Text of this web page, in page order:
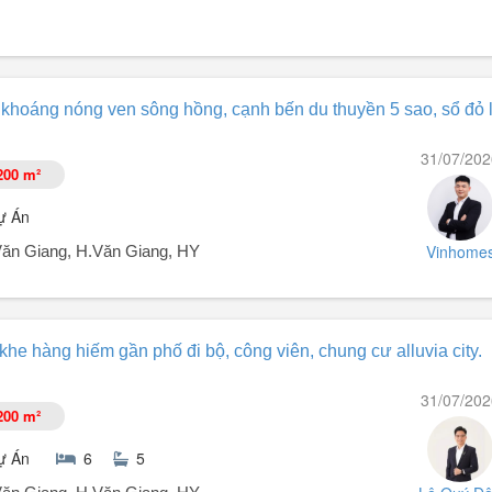
Hưng Yên. Theo giá bán niêm yết Chủ Đầu Tư, chính sách quà
có lỗ chờ thang máy, thang bộ, bên ngoài phủ đá theo công
nóng ven sông hồng, cạnh bến du thuyền 5 sao, sổ đỏ
31/07/
m²
Án
Giang, H.Văn Giang, HY
Cầu Văn Giang, Hưng Yên.
có vị trí tự nhiên nằm ngoài đê sông Hồng, tận hưởng cảnh quan
dự án sẽ từng bước triển khai khá thận trọng, và tính toán nhiều bài
hàng hiếm gần phố đi bộ, công viên, chung cư alluvia city.
31/07/
m²
Án 6 5